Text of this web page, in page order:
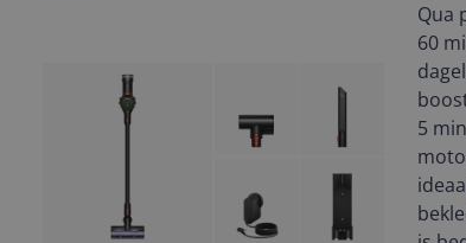
Qua
60
5